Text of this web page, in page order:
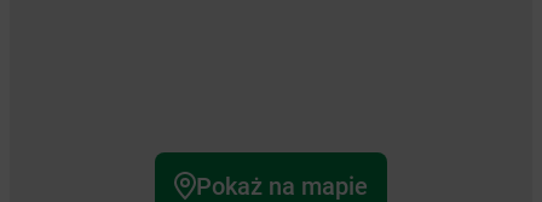
Pokaż na mapie